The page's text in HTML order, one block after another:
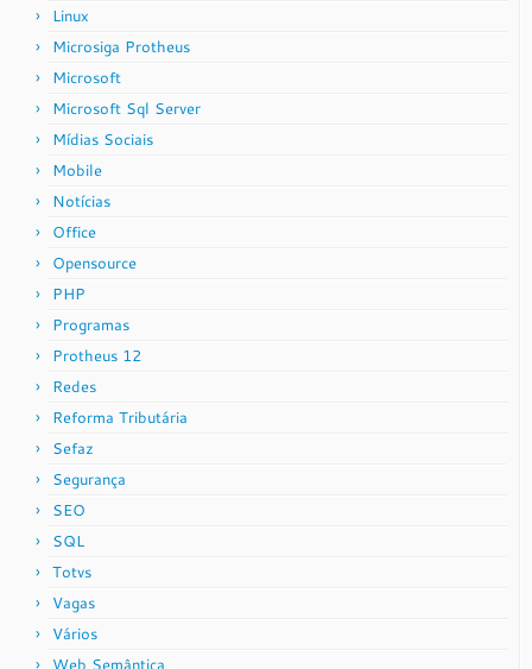
Linux
Microsiga Protheus
Microsoft
Microsoft Sql Server
Mídias Sociais
Mobile
Notícias
Office
Opensource
PHP
Programas
Protheus 12
Redes
Reforma Tributária
Sefaz
Segurança
SEO
SQL
Totvs
Vagas
Vários
Web Semântica